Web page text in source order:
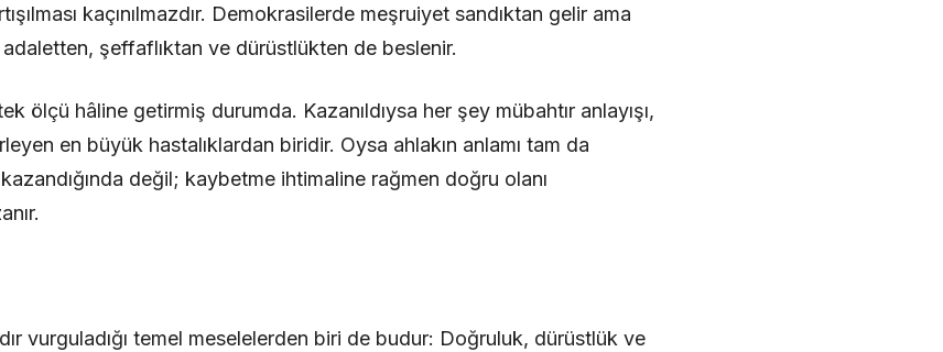
kaçınılmazdır. Demokrasilerde meşruiyet sandıktan gelir ama
şeffaflıktan ve dürüstlükten de beslenir.
ölçü hâline getirmiş durumda. Kazanıldıysa her şey mübahtır anlayışı,
en büyük hastalıklardan biridir. Oysa ahlakın anlamı tam da
değil; kaybetme ihtimaline rağmen doğru olanı
vurguladığı temel meselelerden biri de budur: Doğruluk, dürüstlük ve